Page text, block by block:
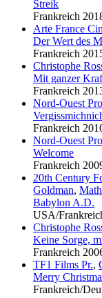
Streik
Frankreich
Arte France
Der Wert des
Frankreich
Christophe
Mit ganzer
Frankreich
Nord-Ouest
Frankreich
Nord-Ouest
Welcome
Frankreich
20th Century
Goldman,
Babylon A.D.
USA/
Christophe
Keine Sorge,
Frankreich
TF1 Films Pr.,
Merry
Frankreich/